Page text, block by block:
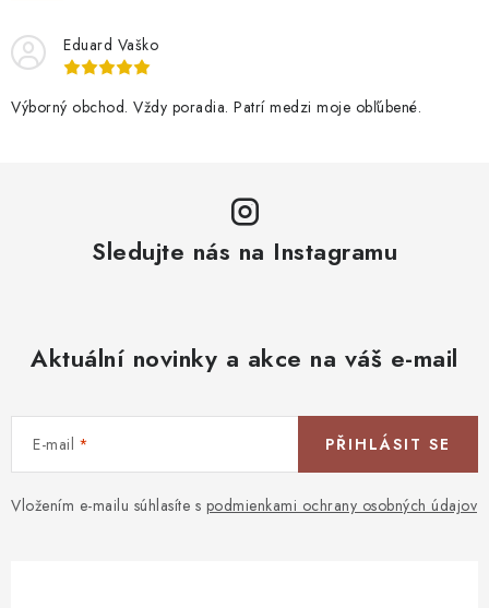
Eduard Vaško
Výborný obchod. Vždy poradia. Patrí medzi moje obľúbené.
Sledujte nás na Instagramu
Aktuální novinky a akce na váš e-mail
E-mail
Vložením e-mailu súhlasíte s podmienkami ochrany osobných údajov
PŘIHLÁSIT SE